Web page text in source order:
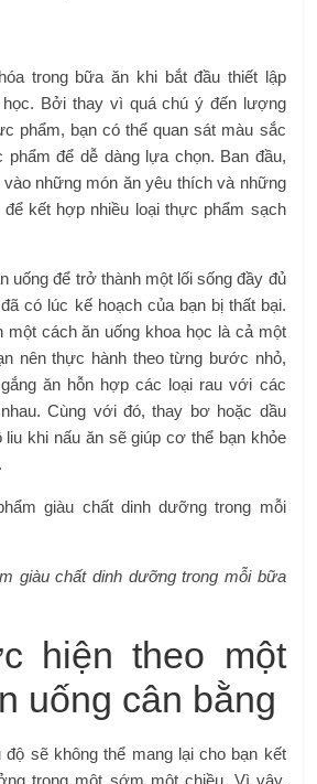
trong bữa ăn khi bắt đầu thiết lập
học. Bởi thay vì quá chú ý đến lượng
phẩm, bạn có thể quan sát màu sắc
để dễ dàng lựa chọn. Ban đầu,
vào những món ăn yêu thích và những
kết hợp nhiều loại thực phẩm sạch
uống để trở thành một lối sống đầy đủ
có lúc kế hoạch của bạn bị thất bại.
một cách ăn uống khoa học là cả một
nên thực hành theo từng bước nhỏ,
ăn hỗn hợp các loại rau với các
Cùng với đó, thay bơ hoặc dầu
khi nấu ăn sẽ giúp cơ thể bạn khỏe
giàu chất dinh dưỡng trong mỗi bữa
hiện theo một
uống cân bằng
độ sẽ không thể mang lại cho bạn kết
trong một sớm một chiều. Vì vậy,